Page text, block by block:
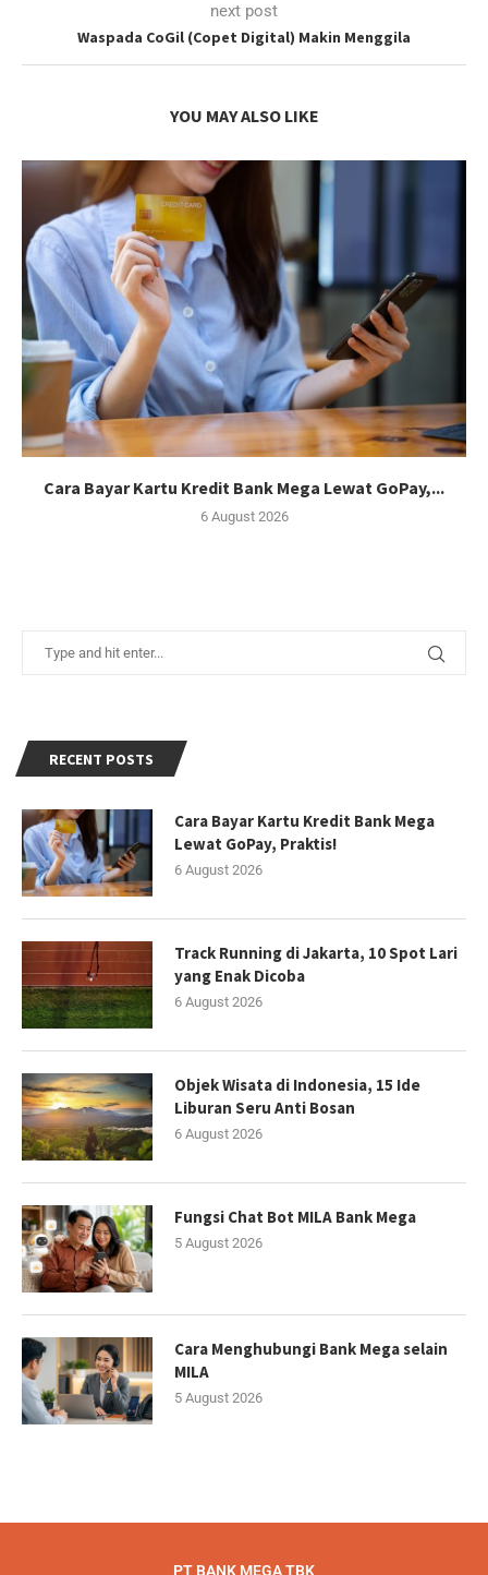
next post
Waspada CoGil (Copet Digital) Makin Menggila
YOU MAY ALSO LIKE
Cara Bayar Kartu Kredit Bank Mega Lewat GoPay,...
6 August 2026
RECENT POSTS
Cara Bayar Kartu Kredit Bank Mega
Lewat GoPay, Praktis!
6 August 2026
Track Running di Jakarta, 10 Spot Lari
yang Enak Dicoba
6 August 2026
Objek Wisata di Indonesia, 15 Ide
Liburan Seru Anti Bosan
6 August 2026
Fungsi Chat Bot MILA Bank Mega
5 August 2026
Cara Menghubungi Bank Mega selain
MILA
5 August 2026
PT BANK MEGA TBK